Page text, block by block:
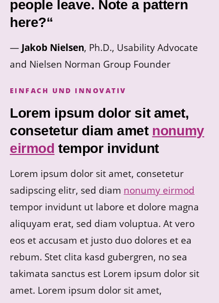
people leave. Note a pattern
here?“
— Jakob Nielsen, Ph.D., Usability Advocate
and Nielsen Norman Group Founder
EINFACH UND INNOVATIV
Lorem ipsum dolor sit amet,
consetetur diam amet nonumy
eirmod tempor invidunt
Lorem ipsum dolor sit amet, consetetur
sadipscing elitr, sed diam nonumy eirmod
tempor invidunt ut labore et dolore magna
aliquyam erat, sed diam voluptua. At vero
eos et accusam et justo duo dolores et ea
rebum. Stet clita kasd gubergren, no sea
takimata sanctus est Lorem ipsum dolor sit
amet. Lorem ipsum dolor sit amet,